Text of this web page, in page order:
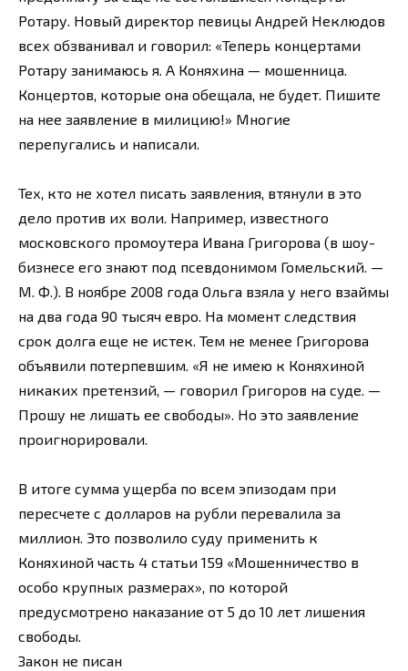
Ротару. Новый директор певицы Андрей Неклюдов
всех обзванивал и говорил: «Теперь концертами
Ротару занимаюсь я. А Коняхина — мошенница.
Концертов, которые она обещала, не будет. Пишите
на нее заявление в милицию!» Многие
перепугались и написали.
Тех, кто не хотел писать заявления, втянули в это
дело против их воли. Например, известного
московского промоутера Ивана Григорова (в шоу-
бизнесе его знают под псевдонимом Гомельский. —
М. Ф.). В ноябре 2008 года Ольга взяла у него взаймы
на два года 90 тысяч евро. На момент следствия
срок долга еще не истек. Тем не менее Григорова
объявили потерпевшим. «Я не имею к Коняхиной
никаких претензий, — говорил Григоров на суде. —
Прошу не лишать ее свободы». Но это заявление
проигнорировали.
В итоге сумма ущерба по всем эпизодам при
пересчете с долларов на рубли перевалила за
миллион. Это позволило суду применить к
Коняхиной часть 4 статьи 159 «Мошенничество в
особо крупных размерах», по которой
предусмотрено наказание от 5 до 10 лет лишения
свободы.
Закон не писан